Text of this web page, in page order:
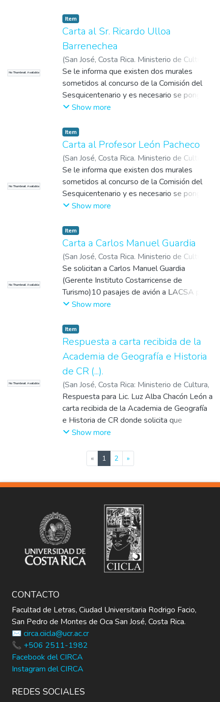
No Thumbnail Available
Item
Carta al Sr. Ricardo Ulloa
Barrenechea
(San José, Costa Rica. Ministerio de Cultura,
Juventud y Deportes,1971-08-26)Cañas,
Alberto
Se le informa que existen dos murales
sometidos al concurso de la Comisión del
Sesquicentenario y es necesario se pongan
de acuerdo (con el León Pacheco y el Arq.
fallo.
Show more
No Thumbnail Available
Item
Carta al Profesor León Pacheco
(San José, Costa Rica. Ministerio de Cultura,
Juventud y Deportes,1971-08-26)Cañas,
Alberto
Se le informa que existen dos murales
sometidos al concurso de la Comisión del
Sesquicentenario y es necesario se pongan
de acuerdo (con el Sr. Ricardo Ulloa, y el
el fallo.
Show more
No Thumbnail Available
Item
Carta a Carlos Manuel Guardia
(San José, Costa Rica. Ministerio de Cultura,
Juventud y Deportes ,1971-08-27)
Alberto
Se solicitan a Carlos Manuel Guardia
(Gerente Instituto Costarricense de
Turismo)10 pasajes de avión a LACSA para
visita de personalidades que participarán en
Show more
No Thumbnail Available
Item
Respuesta a carta recibida de la
Academia de Geografía e Historia
de CR (...).
(San José, Costa Rica: Ministerio de Cultura,
Juventud y Deportes,1973-10-03)
Rodríguez Arce, Herman
Respuesta para Lic. Luz Alba Chacón León a
carta recibida de la Academia de Geografía
e Historia de CR donde solicita que
cualquier saldo remanente de los libros que
Sesquicentenario de la independencia de
CA y la Revista de Costa Rica se donen a
otra institución estatal, aunque la Ley
tiene facultad para vender la Revista de
Costa Rica por Decreto #7 de Educación
Show more
« 1(current)
2 »
CONTACTO
Facultad de Letras, Ciudad Universitaria Rodrigo Facio,
San Pedro de Montes de Oca San José, Costa Rica.
✉️ circa.ciicla@ucr.ac.cr
📞 +506 2511-1982
Facebook del CIRCA
Instagram del CIRCA
REDES SOCIALES